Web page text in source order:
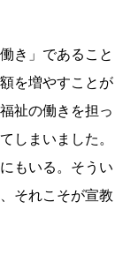
き」であること
を増やすことが
祉の働きを担っ
しまいました。
もいる。そうい
それこそが宣教